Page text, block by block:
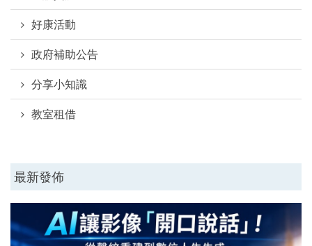
好康活動
政府補助公告
分享小知識
教室租借
最新發佈